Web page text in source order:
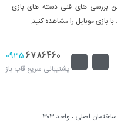
بررسی های فنی دسته های بازی
بازی موبایل را مشاهده کنید.
6786460
0935
پشتیبانی سریع قاب باز
اصلی ، واحد ۳۰۳